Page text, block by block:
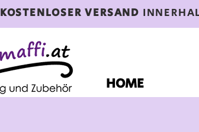
KOSTENLOSER VERSAND
HOME